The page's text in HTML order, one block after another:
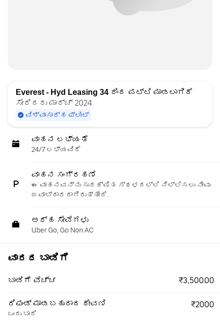
Everest - Hyd Leasing 34 ರಿಂದ ಪಟ್ಟಿ ಮಾಡಲಾಗಿದೆ
ಸೇರಿದರು ಮಾರ್ಚ್ 2024
ವಿಶ್ವಾಸಾರ್ಹ ಫ್ಲೀಟ್
ವಾಹನ ಲಭ್ಯತೆ
24/7 ಲಭ್ಯವಿದೆ
ವಾಹನ ಸಂಗ್ರಹಣೆ
ಈ ವಾಹನವನ್ನು ಸುರಕ್ಷಿತ ಸ್ಥಳದಲ್ಲಿ ನಿಲ್ಲಿಸಲು ನೀವು
ಜವಾಬ್ದಾರರಾಗಿರುತ್ತೀರಿ.
ಅರ್ಹ ಸೇವೆಗಳು
Uber Go, Go Non AC
ವಾರದ ಬಾಡಿಗೆ
ಬಾಡಿಗೆ ವೆಚ್ಚ ₹3,500.00
ರಿಫಂಡ್ ಮಾಡಬಹುದಾದ ಠೇವಣಿ
ಒಂದು ಬಾರಿ
₹2000